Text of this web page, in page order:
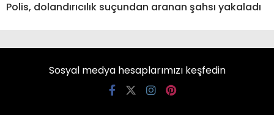
Polis, dolandırıcılık suçundan aranan şahsı yakaladı
Sosyal medya hesaplarımızı keşfedin